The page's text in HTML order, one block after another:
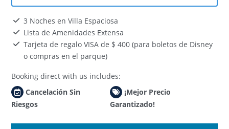
3 Noches en Villa Espaciosa
Lista de Amenidades Extensa
Tarjeta de regalo VISA de $ 400 (para boletos de Disney
o compras en el parque)
Booking direct with us includes:
Cancelación Sin
Riesgos
¡Mejor Precio
Garantizado!